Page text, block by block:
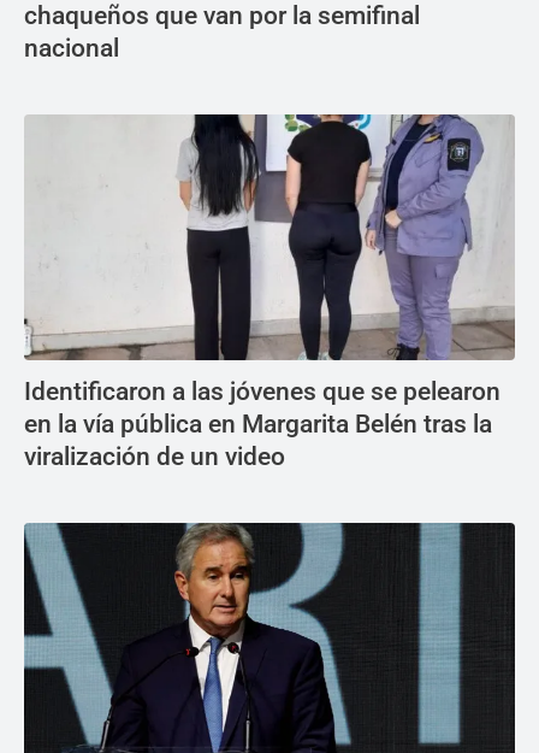
chaqueños que van por la semifinal
nacional
Identificaron a las jóvenes que se pelearon
en la vía pública en Margarita Belén tras la
viralización de un video